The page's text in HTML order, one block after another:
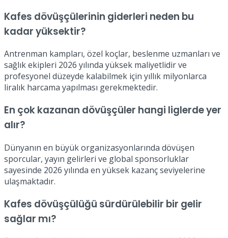
Kafes dövüşçülerinin giderleri neden bu
kadar yüksektir?
Antrenman kampları, özel koçlar, beslenme uzmanları ve
sağlık ekipleri 2026 yılında yüksek maliyetlidir ve
profesyonel düzeyde kalabilmek için yıllık milyonlarca
liralık harcama yapılması gerekmektedir.
En çok kazanan dövüşçüler hangi liglerde yer
alır?
Dünyanın en büyük organizasyonlarında dövüşen
sporcular, yayın gelirleri ve global sponsorluklar
sayesinde 2026 yılında en yüksek kazanç seviyelerine
ulaşmaktadır.
Kafes dövüşçülüğü sürdürülebilir bir gelir
sağlar mı?